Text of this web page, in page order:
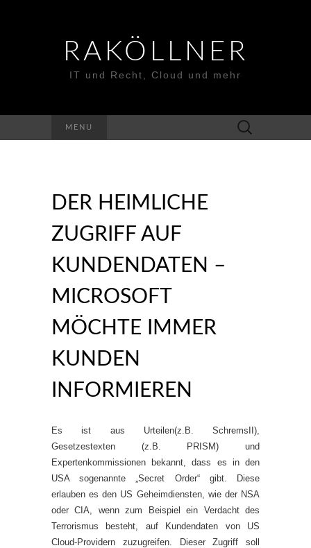
RAKÖLLNER
IT und Recht, Cloud und mehr
MENU
Suchen
nach:
DER HEIMLICHE
ZUGRIFF AUF
KUNDENDATEN –
MICROSOFT
MÖCHTE IMMER
KUNDEN
INFORMIEREN
Es ist aus Urteilen(z.B. SchremsII),
Gesetzestexten (z.B. PRISM) und
Expertenkommissionen bekannt, dass es in den
USA sogenannte „Secret Order“ gibt. Diese
erlauben es den US Geheimdiensten, wie der NSA
oder CIA, wenn zum Beispiel ein Verdacht des
Terrorismus besteht, auf Kundendaten von US
Cloud-Providern zuzugreifen. Dieser Zugriff soll